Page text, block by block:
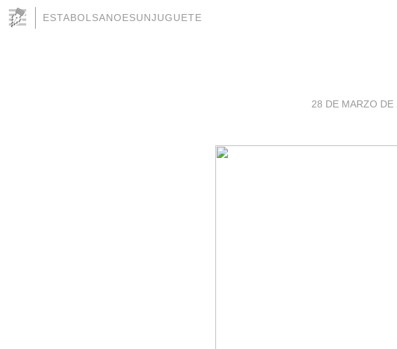
ESTABOLSANOESUNJUGUETE
28 DE MARZO